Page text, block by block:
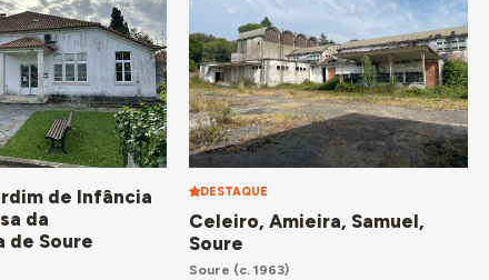
de Infância
da
de Soure
DESTAQUE
Celeiro, Amieira, Samuel,
Soure
Soure (c. 1963)